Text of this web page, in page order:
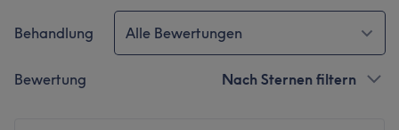
Behandlung Alle Bewertungen
Bewertung Nach Sternen filtern